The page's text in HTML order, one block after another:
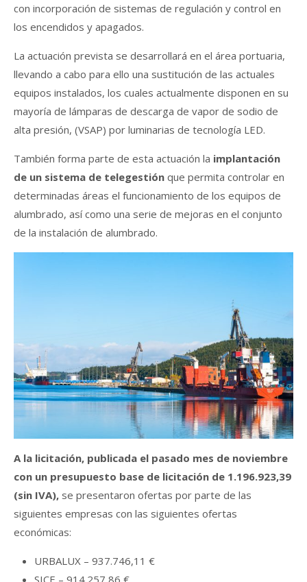
con incorporación de sistemas de regulación y control en
los encendidos y apagados.
La actuación prevista se desarrollará en el área portuaria,
llevando a cabo para ello una sustitución de las actuales
equipos instalados, los cuales actualmente disponen en su
mayoría de lámparas de descarga de vapor de sodio de
alta presión, (VSAP) por luminarias de tecnología LED.
También forma parte de esta actuación la implantación
de un sistema de telegestión que permita controlar en
determinadas áreas el funcionamiento de los equipos de
alumbrado, así como una serie de mejoras en el conjunto
de la instalación de alumbrado.
A la licitación, publicada el pasado mes de noviembre
con un presupuesto base de licitación de 1.196.923,39
(sin IVA), se presentaron ofertas por parte de las
siguientes empresas con las siguientes ofertas
económicas:
URBALUX – 937.746,11 €